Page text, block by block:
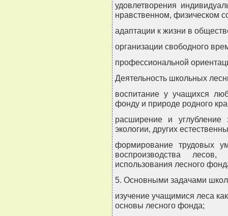
удовлетворения
нравственном, физическом
адаптации к жизни в
организации свободного
профессиональной
Деятельность школьных
воспитание у учащихся
фонду и природе родного
расширение и углубление
экологии, других
формирование трудовых
воспроизводства
использования лесного
5. Основными задачами
изучение учащимися леса
основы лесного фонда;